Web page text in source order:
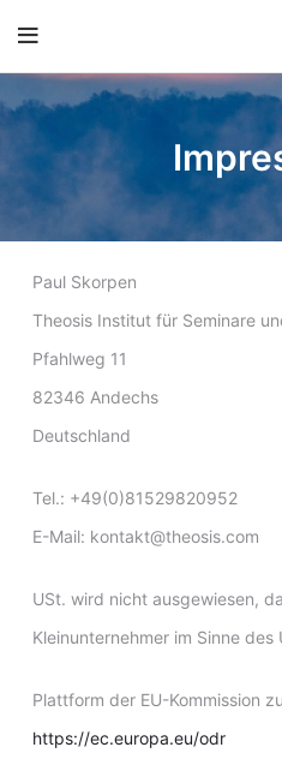
Paul Skorpen
Theosis Institut für Seminare
Pfahlweg 11
82346 Andechs
Deutschland
Tel.: +49(0)81529820952
E-Mail: kontakt@theosis.com
USt. wird nicht ausgewiesen,
Kleinunternehmer im Sinne des
Plattform der EU-Kommission
https://ec.europa.eu/odr